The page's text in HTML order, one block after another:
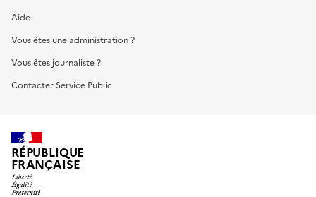
Aide
Vous êtes une administration ?
Vous êtes journaliste ?
Contacter Service Public
RÉPUBLIQUE
FRANÇAISE